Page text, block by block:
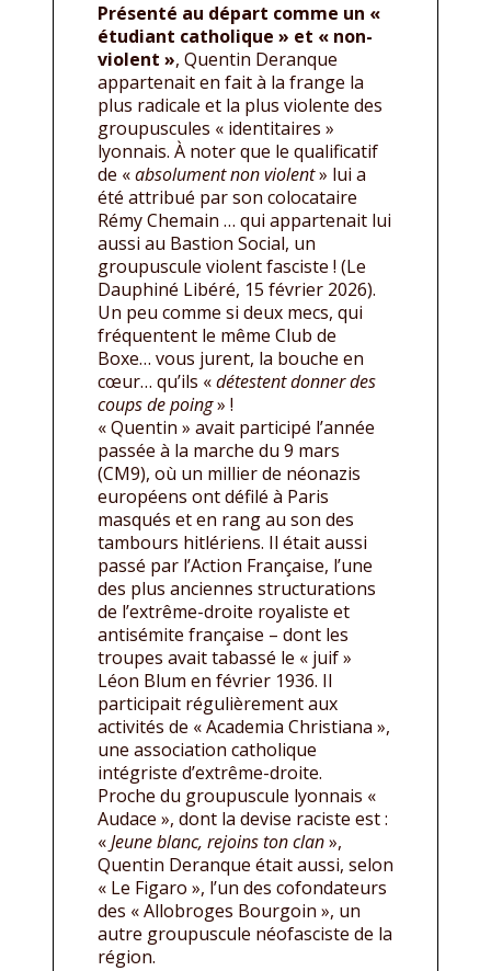
Présenté au départ comme un «
étudiant catholique » et « non-
violent », Quentin Deranque
appartenait en fait à la frange la
plus radicale et la plus violente des
groupuscules « identitaires »
lyonnais. À noter que le qualificatif
de «absolument non violent» lui a
été attribué par son colocataire
Rémy Chemain … qui appartenait lui
aussi au Bastion Social, un
groupuscule violent fasciste ! (Le
Dauphiné Libéré, 15 février 2026).
Un peu comme si deux mecs, qui
fréquentent le même Club de
Boxe… vous jurent, la bouche en
cœur… qu’ils «détestent donner des
coups de poing» !
« Quentin » avait participé l’année
passée à la marche du 9 mars
(CM9), où un millier de néonazis
européens ont défilé à Paris
masqués et en rang au son des
tambours hitlériens. Il était aussi
passé par l’Action Française, l’une
des plus anciennes structurations
de l’extrême-droite royaliste et
antisémite française – dont les
troupes avait tabassé le « juif »
Léon Blum en février 1936. Il
participait régulièrement aux
activités de « Academia Christiana »,
une association catholique
intégriste d’extrême-droite.
Proche du groupuscule lyonnais «
Audace », dont la devise raciste est :
«Jeune blanc, rejoins ton clan»,
Quentin Deranque était aussi, selon
« Le Figaro », l’un des cofondateurs
des « Allobroges Bourgoin », un
autre groupuscule néofasciste de la
région.